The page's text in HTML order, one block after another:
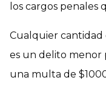
los cargos
Cualquier cantidad
es un delito menor
una multa de